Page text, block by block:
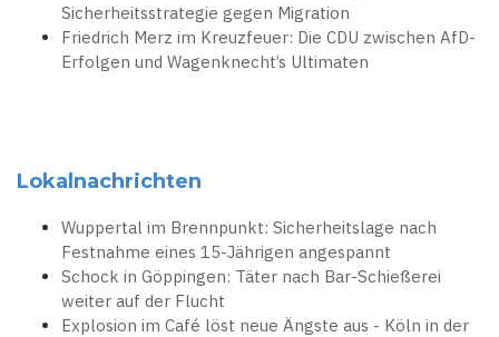
Sicherheitsstrategie gegen Migration
Friedrich Merz im Kreuzfeuer: Die CDU zwischen AfD-
Erfolgen und Wagenknecht’s Ultimaten
Lokalnachrichten
Wuppertal im Brennpunkt: Sicherheitslage nach
Festnahme eines 15-Jährigen angespannt
Schock in Göppingen: Täter nach Bar-Schießerei
weiter auf der Flucht
Explosion im Café löst neue Ängste aus - Köln in der